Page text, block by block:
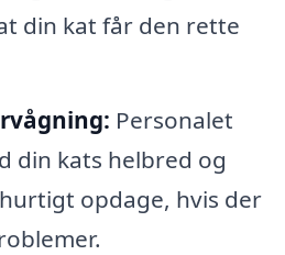
din kat får den rette
Personalet
din kats helbred og
opdage, hvis der